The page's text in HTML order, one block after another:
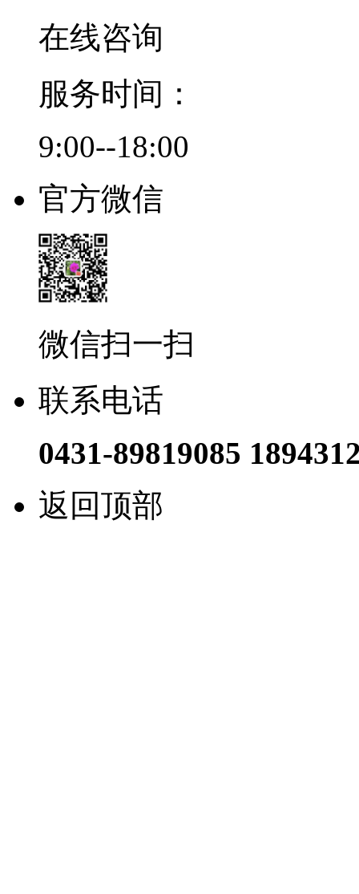
在线咨询
服务时间：
9:00--18:00
官方微信
微信扫一扫
联系电话
0431-89819085
返回顶部